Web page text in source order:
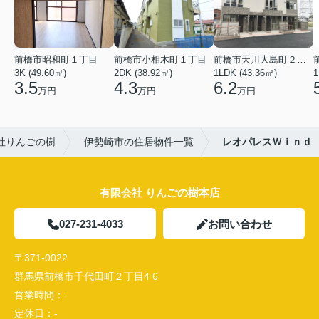
前橋市昭和町１丁目
3K (49.60㎡)
3.5万円
前橋市小相木町１丁目
2DK (38.92㎡)
4.3万円
前橋市天川大島町２丁目
1LDK (43.36㎡)
6.2万円
りんごの樹 伊勢崎市の住居物件一覧 レオパレスＷｉｎｄ
有限会社 りんごの樹本店
027-231-4033 お問い合わせ
〒371-0022
群馬県前橋市千代田町２丁目4 6
営業時間： -
定休日： -